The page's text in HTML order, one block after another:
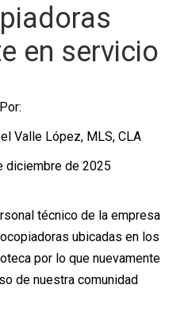
en servicio
Por:
Valle López, MLS, CLA
diciembre de 2025
técnico de la empresa
ubicadas en los
por lo que nuevamente
de nuestra comunidad